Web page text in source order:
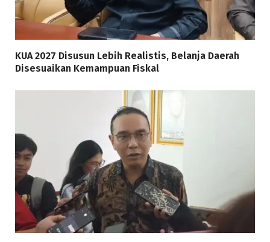
KUA 2027 Disusun Lebih Realistis, Belanja Daerah
Disesuaikan Kemampuan Fiskal